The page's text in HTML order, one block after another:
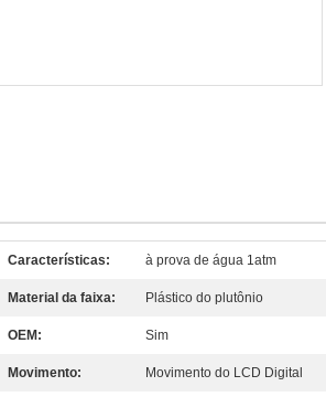
Características: à prova de água 1atm
Material da faixa: Plástico do plutônio
OEM: Sim
Movimento: Movimento do LCD Digital